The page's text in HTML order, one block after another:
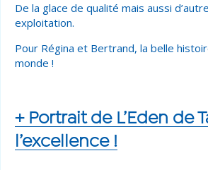
De la glace de qualité mais aussi
exploitation.
Pour Régina et Bertrand, la belle
monde !
+ Portrait de L’Eden de
l’excellence !